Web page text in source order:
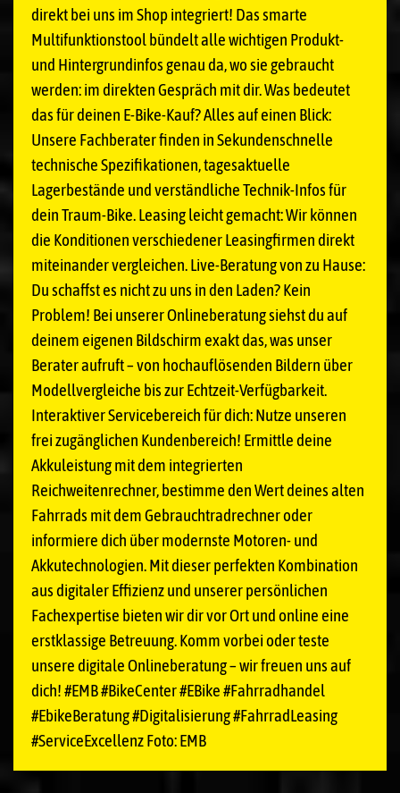
direkt bei uns im Shop integriert! Das smarte
Multifunktionstool bündelt alle wichtigen Produkt-
und Hintergrundinfos genau da, wo sie gebraucht
werden: im direkten Gespräch mit dir. Was bedeutet
das für deinen E-Bike-Kauf? Alles auf einen Blick:
Unsere Fachberater finden in Sekundenschnelle
technische Spezifikationen, tagesaktuelle
Lagerbestände und verständliche Technik-Infos für
dein Traum-Bike. Leasing leicht gemacht: Wir können
die Konditionen verschiedener Leasingfirmen direkt
miteinander vergleichen. Live-Beratung von zu Hause:
Du schaffst es nicht zu uns in den Laden? Kein
Problem! Bei unserer Onlineberatung siehst du auf
deinem eigenen Bildschirm exakt das, was unser
Berater aufruft – von hochauflösenden Bildern über
Modellvergleiche bis zur Echtzeit-Verfügbarkeit.
Interaktiver Servicebereich für dich: Nutze unseren
frei zugänglichen Kundenbereich! Ermittle deine
Akkuleistung mit dem integrierten
Reichweitenrechner, bestimme den Wert deines alten
Fahrrads mit dem Gebrauchtradrechner oder
informiere dich über modernste Motoren- und
Akkutechnologien. Mit dieser perfekten Kombination
aus digitaler Effizienz und unserer persönlichen
Fachexpertise bieten wir dir vor Ort und online eine
erstklassige Betreuung. Komm vorbei oder teste
unsere digitale Onlineberatung – wir freuen uns auf
dich! #EMB #BikeCenter #EBike #Fahrradhandel
#EbikeBeratung #Digitalisierung #FahrradLeasing
#ServiceExcellenz Foto: EMB